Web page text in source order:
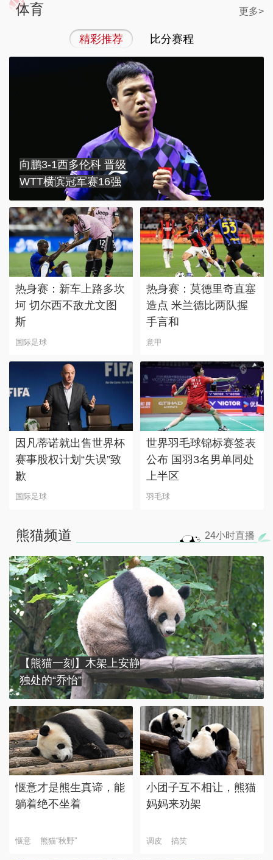
体育 更多>
精彩推荐 比分赛程
向鹏3-1西多伦科 晋级
WTT横滨冠军赛16强
热身赛：新车上路多坎
坷 切尔西不敌尤文图
斯
国际足球
热身赛：莫德里奇直塞
造点 米兰德比两队握
手言和
意甲
因凡蒂诺就出售世界杯
赛事股权计划“失误”致
歉
国际足球
世界羽毛球锦标赛签表
公布 国羽3名男单同处
上半区
羽毛球
熊猫频道 24小时直播
【熊猫一刻】木架上安静
独处的“乔怡”
惬意才是熊生真谛，能
躺着绝不坐着
惬意 熊猫“秋野”
小团子互不相让，熊猫
妈妈来劝架
调皮 搞笑